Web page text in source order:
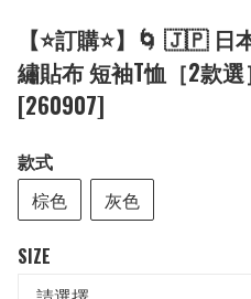
【⭐訂購⭐】🌀 🇯🇵
繡貼布 短袖T恤［2款選
[260907]
款式
棕色
灰色
SIZE